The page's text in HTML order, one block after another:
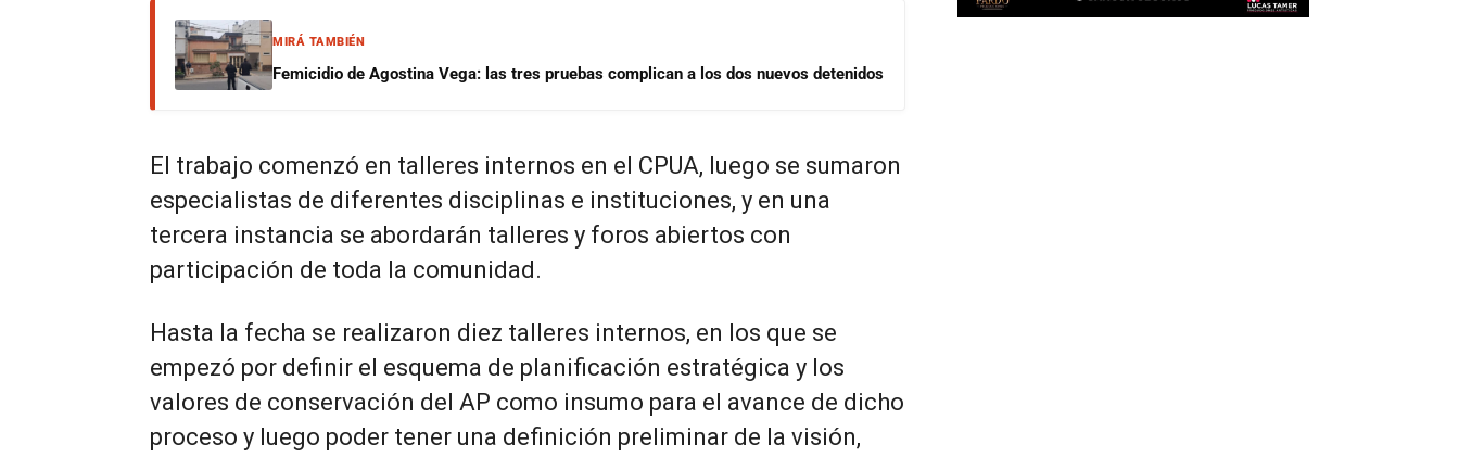
MIRÁ TAMBIÉN
Femicidio de Agostina Vega: las tres pruebas complican a los dos nuevos detenidos
El trabajo comenzó en talleres internos en el CPUA, luego se sumaron
especialistas de diferentes disciplinas e instituciones, y en una
tercera instancia se abordarán talleres y foros abiertos con
participación de toda la comunidad.
Hasta la fecha se realizaron diez talleres internos, en los que se
empezó por definir el esquema de planificación estratégica y los
valores de conservación del AP como insumo para el avance de dicho
proceso y luego poder tener una definición preliminar de la visión,